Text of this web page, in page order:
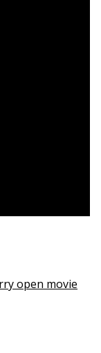
open movie